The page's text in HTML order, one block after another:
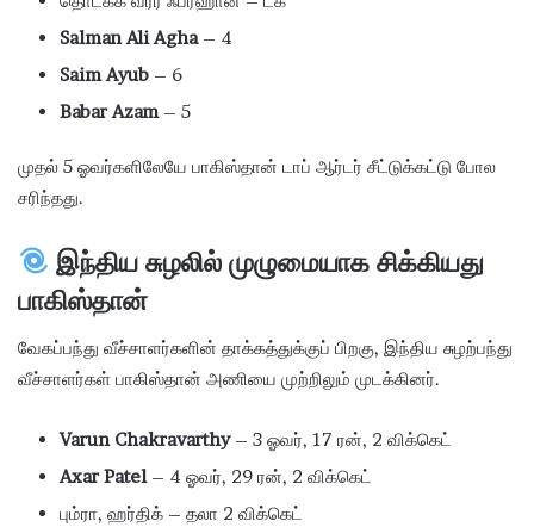
Salman Ali Agha– 4
Saim Ayub – 6
Babar Azam– 5
முதல் 5 ஓவர்களிலேயே பாகிஸ்தான் டாப் ஆர்டர் சீட்டுக்கட்டு போல
சரிந்தது.
இந்திய சுழலில் முழுமையாக சிக்கியது
பாகிஸ்தான்
வேகப்பந்து வீச்சாளர்களின் தாக்கத்துக்குப் பிறகு, இந்திய சுழற்பந்து
வீச்சாளர்கள் பாகிஸ்தான் அணியை முற்றிலும் முடக்கினர்.
Varun Chakravarthy– 3 ஓவர், 17 ரன், 2 விக்கெட்
Axar Patel– 4 ஓவர், 29 ரன், 2 விக்கெட்
பும்ரா, ஹர்திக் – தலா 2 விக்கெட்